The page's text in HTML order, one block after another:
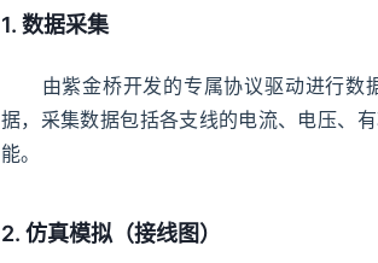
1. 数据采集
由紫金桥开发的专属协议驱动进行数
据，采集数据包括各支线的电流、电压、
能。
2. 仿真模拟（接线图）